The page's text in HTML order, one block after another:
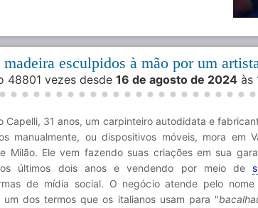
esculpidos à mão por um
48801 vezes desde 16 de agosto de 2024 às
Capelli, 31 anos, um carpinteiro autodidata e
manualmente, ou dispositivos móveis, mora em
Milão. Ele vem fazendo suas criações em sua
últimos dois anos e vendendo por meio de
de mídia social. O negócio atende pelo
um dos termos que os italianos usam para "